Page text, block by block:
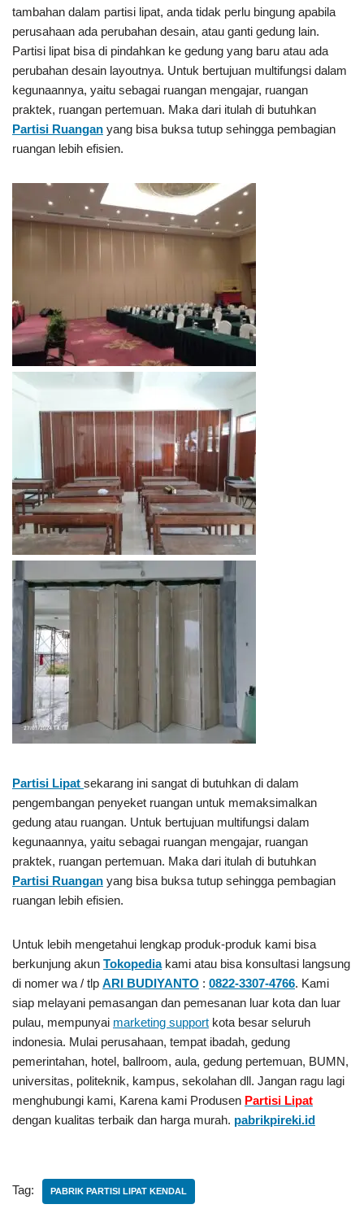
tambahan dalam partisi lipat, anda tidak perlu bingung apabila
perusahaan ada perubahan desain, atau ganti gedung lain.
Partisi lipat bisa di pindahkan ke gedung yang baru atau ada
perubahan desain layoutnya. Untuk bertujuan multifungsi dalam
kegunaannya, yaitu sebagai ruangan mengajar, ruangan
praktek, ruangan pertemuan. Maka dari itulah di butuhkan
Partisi Ruangan yang bisa buksa tutup sehingga pembagian
ruangan lebih efisien.
Partisi Lipat sekarang ini sangat di butuhkan di dalam
pengembangan penyeket ruangan untuk memaksimalkan
gedung atau ruangan. Untuk bertujuan multifungsi dalam
kegunaannya, yaitu sebagai ruangan mengajar, ruangan
praktek, ruangan pertemuan. Maka dari itulah di butuhkan
Partisi Ruangan yang bisa buksa tutup sehingga pembagian
ruangan lebih efisien.
Untuk lebih mengetahui lengkap produk-produk kami bisa
berkunjung akun Tokopediakami atau bisa konsultasi langsung
di nomer wa / tlp ARI BUDIYANTO : 0822-3307-4766. Kami
siap melayani pemasangan dan pemesanan luar kota dan luar
pulau, mempunyai marketing support kota besar seluruh
indonesia. Mulai perusahaan, tempat ibadah, gedung
pemerintahan, hotel, ballroom, aula, gedung pertemuan, BUMN,
universitas, politeknik, kampus, sekolahan dll. Jangan ragu lagi
menghubungi kami, Karena kami Produsen Partisi Lipat
dengan kualitas terbaik dan harga murah. pabrikpireki.id
Tag: PABRIK PARTISI LIPAT KENDAL